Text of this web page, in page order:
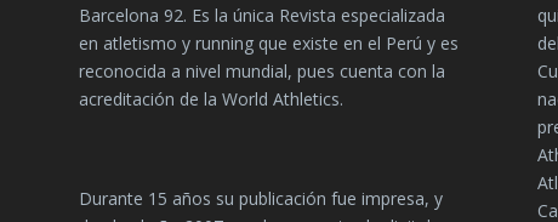
Barcelona 92. Es la única Revista especializada
en atletismo y running que existe en el Perú y es
reconocida a nivel mundial, pues cuenta con la
acreditación de la World Athletics.
Durante 15 años su publicación fue impresa, y